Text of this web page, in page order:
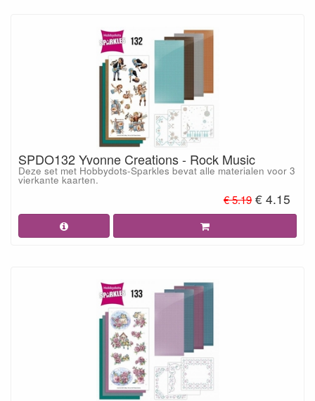
SPDO132 Yvonne Creations - Rock Music
Deze set met Hobbydots-Sparkles bevat alle materialen voor 3
vierkante kaarten.
€ 5.19 € 4.15